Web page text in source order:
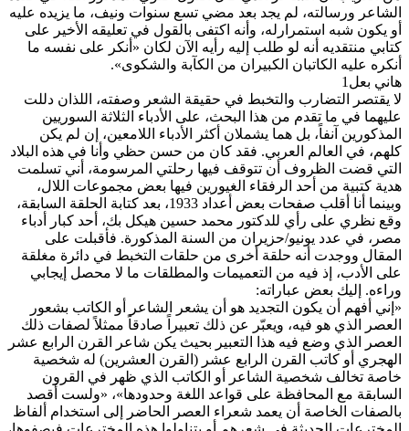
الشاعر ورسالته، لم يجد بعد مضي تسع سنوات ونيف، ما يزيده عليه
أو يكون شبه استمرارله، وأنه اكتفى بالقول في تعليقه الأخير على
كتابي منتقديه أنه لو طلب إليه رأيه الآن لكان «أنكر على نفسه ما
أنكره عليه الكاتبان الكبيران من الكآبة والشكوى».
هاني بعل1
لا يقتصر التضارب والتخبط في حقيقة الشعر وصفته، اللذان دللت
عليهما في ما تقدم من هذا البحث، على الأدباء الثلاثة السوريين
المذكورين آنفاً، بل هما يشملان أكثر الأدباء اللامعين، إن لم يكن
كلهم، في العالم العربي. فقد كان من حسن حظي وأنا في هذه البلاد
التي قضت الظروف أن تتوقف فيها رحلتي المرسومة، أني تسلمت
هدية كتبية من أحد الرفقاء الغيورين فيها بعض مجموعات اللال،
وبينما أنا أقلب صفحات بعض أعداد 1933، بعد كتابة الحلقة السابقة،
وقع نظري على رأي للدكتور محمد حسين هيكل بك، أحد كبار أدباء
مصر، في عدد يونيو/حزيران من السنة المذكورة. فأقبلت على
المقال ووجدت أنه حلقة أخرى من حلقات التخبط في دائرة مغلقة
على الأدب، إذ فيه من التعميمات والمطلقات ما لا محصل إيجابي
وراءه. إليك بعض عباراته:
«إني أفهم أن يكون التجديد هو أن يشعر الشاعر أو الكاتب بشعور
العصر الذي هو فيه، ويعبّر عن ذلك تعبيراً صادقاً ممثلاً لصفات ذلك
العصر الذي وضع فيه هذا التعبير بحيث يكن شاعر القرن الرابع عشر
الهجري أو كاتب القرن الرابع عشر (القرن العشرين) له شخصية
خاصة تخالف شخصية الشاعر أو الكاتب الذي ظهر في القرون
السابقة مع المحافظة على قواعد اللغة وحدودها»، «ولست أقصد
بالصفات الخاصة أن يعمد شعراء العصر الحاضر إلى استخدام ألفاظ